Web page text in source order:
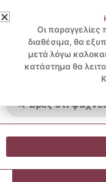
στο
περιεχόμενο
3 ΔΟΣΕΙΣ
...
Οι παραγγελίες
διαθέσιμα, θα
μετά λόγω
κατάστημα θα